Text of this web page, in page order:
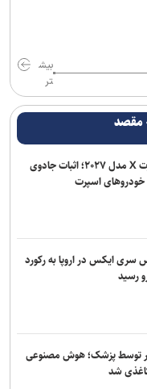
بیش
تر
مقصد
کوروت گرند اسپرت X مدل ۲۰۲۷؛ اثبات جادوی
خودروهای اسپرت
ایکس در اروپا به رکورد
توسط پزشک؛ هوش مصنوعی
شد